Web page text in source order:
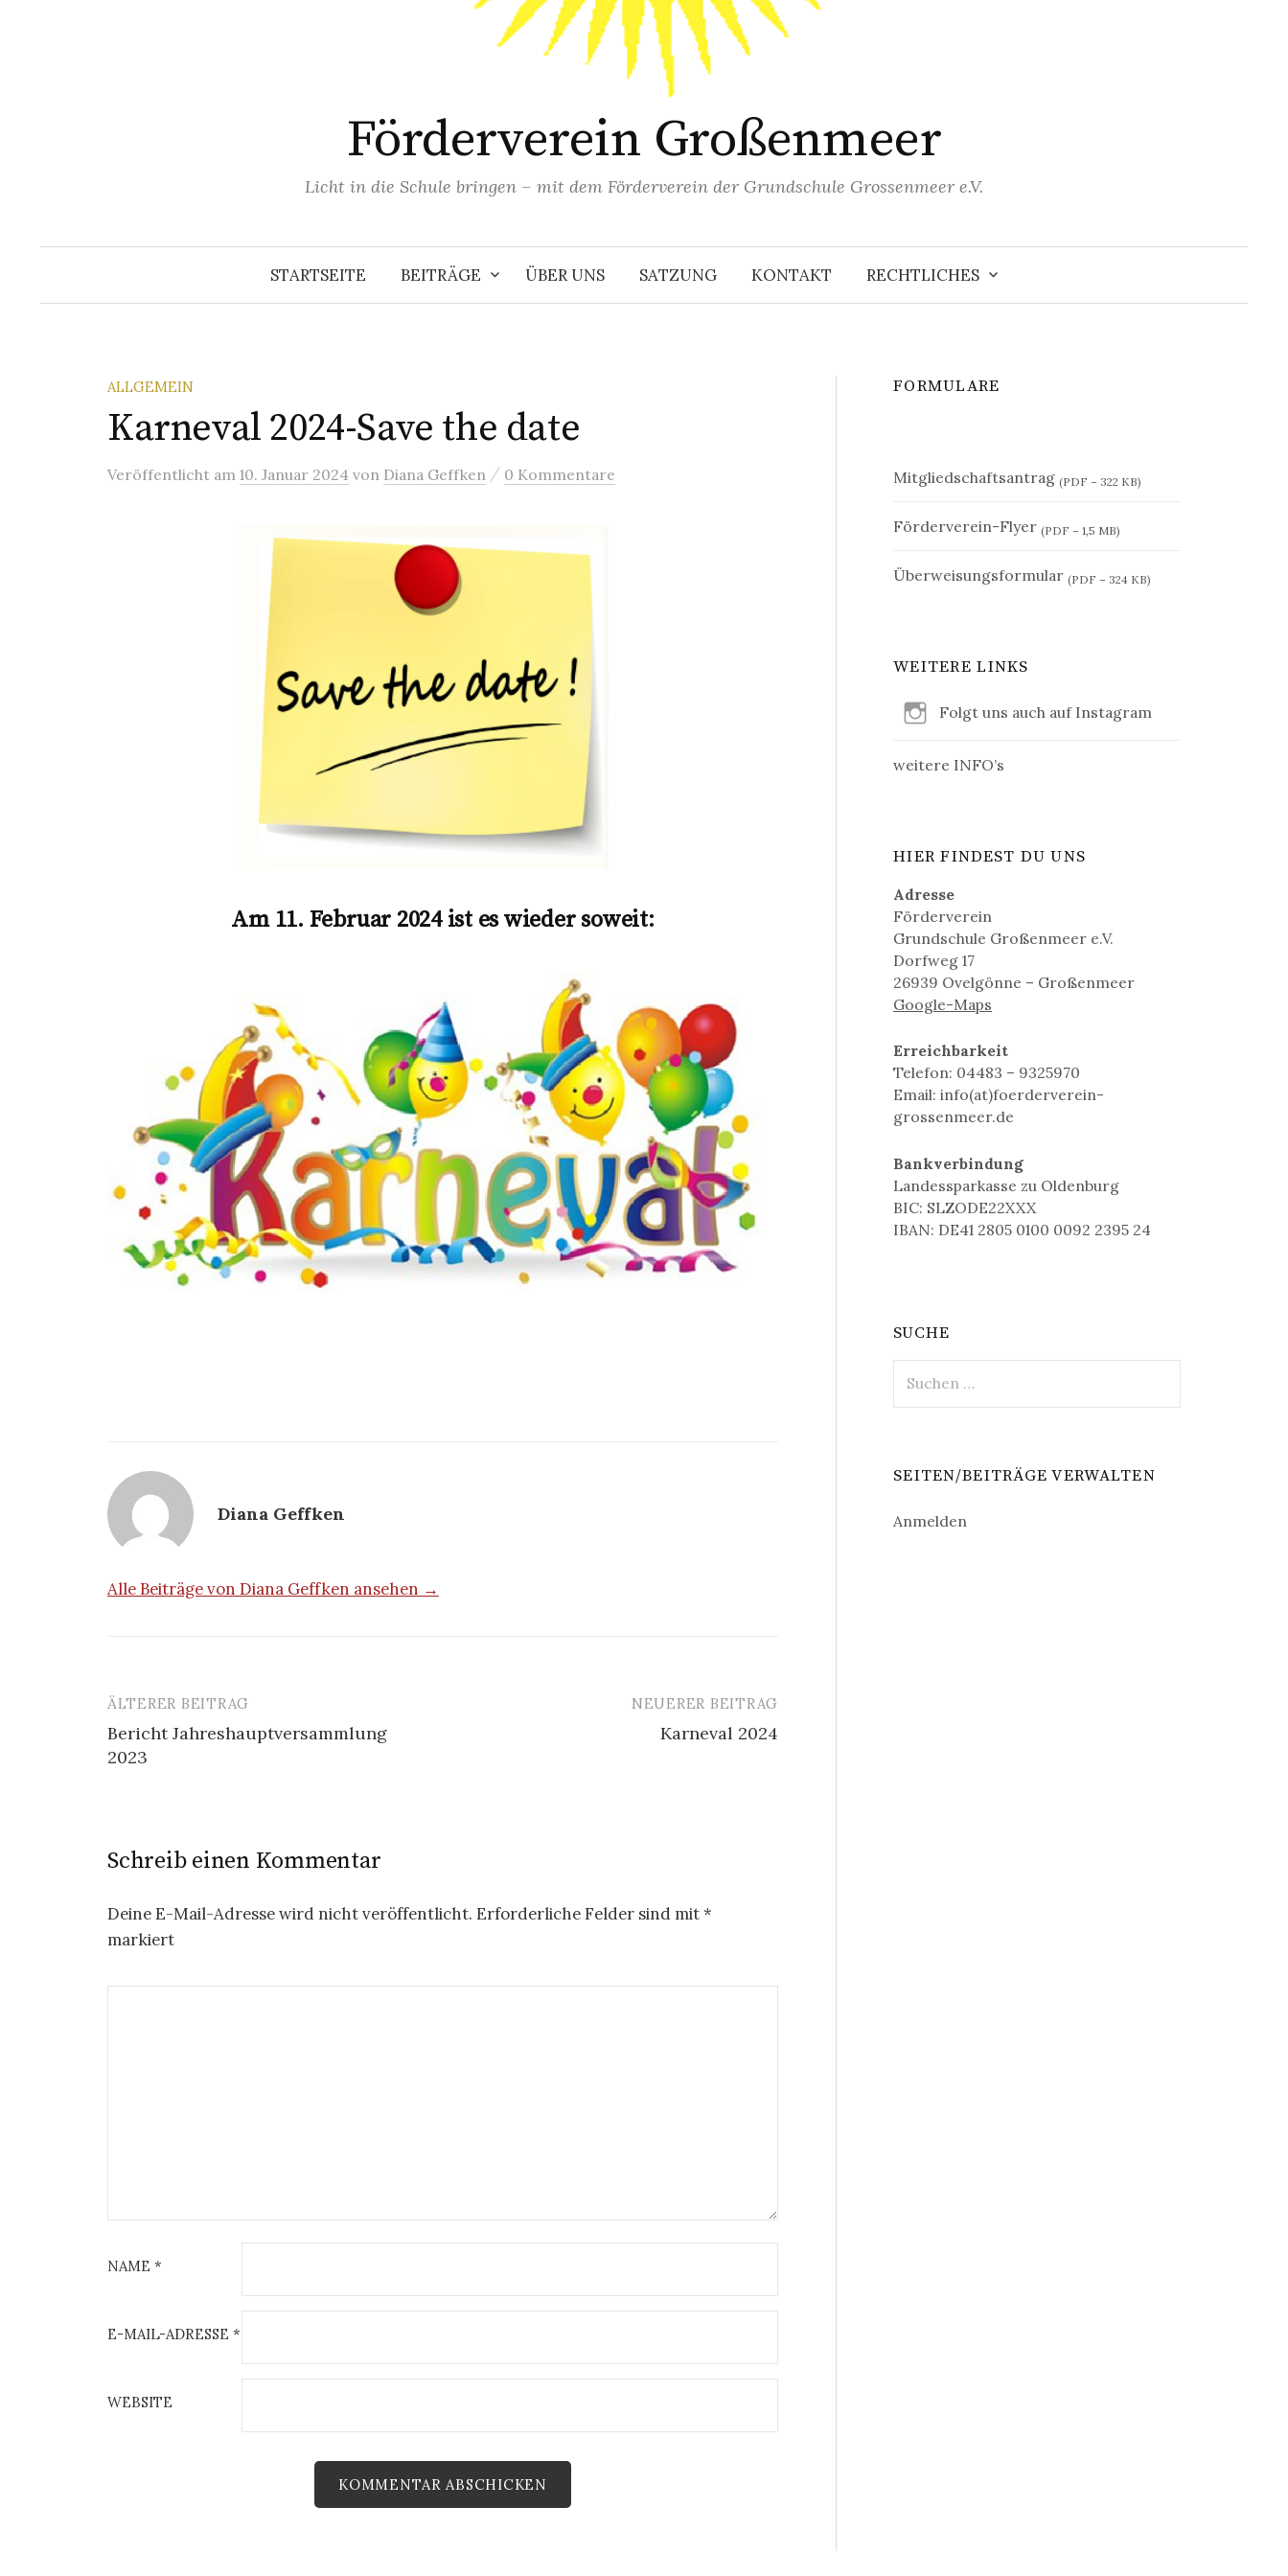
Förderverein Großenmeer
Licht in die Schule bringen – mit dem Förderverein der Grundschule Grossenmeer e.V.
STARTSEITE BEITRÄGE ÜBER UNS SATZUNG KONTAKT RECHTLICHES
ALLGEMEIN
Karneval 2024-Save the date
Veröffentlicht am 10. Januar 2024 von Diana Geffken / 0 Kommentare
Am 11. Februar 2024 ist es wieder soweit:
Diana Geffken
Alle Beiträge von Diana Geffken ansehen →
Beitrags-
Navigation
ÄLTERER BEITRAG
Bericht Jahreshauptversammlung
2023
NEUERER BEITRAG
Karneval 2024
Schreib einen Kommentar
Deine E-Mail-Adresse wird nicht veröffentlicht. Erforderliche Felder sind mit*
markiert
NAME *
E-MAIL-ADRESSE *
WEBSITE
FORMULARE
Mitgliedschaftsantrag (PDF – 322 KB)
Förderverein-Flyer (PDF – 1,5 MB)
Überweisungsformular (PDF – 324 KB)
WEITERE LINKS
Folgt uns auch auf Instagram
weitere INFO’s
HIER FINDEST DU UNS
Adresse
Förderverein
Grundschule Großenmeer e.V.
Dorfweg 17
26939 Ovelgönne – Großenmeer
Google-Maps
Erreichbarkeit
Telefon: 04483 – 9325970
Email: info(at)foerderverein-
grossenmeer.de
Bankverbindung
Landessparkasse zu Oldenburg
BIC: SLZODE22XXX
IBAN: DE41 2805 0100 0092 2395 24
SUCHE
nach:
SEITEN/BEITRÄGE VERWALTEN
Anmelden